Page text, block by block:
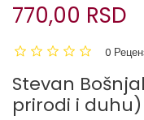
770,00 RSD
0
Stevan
prirodi i duhu)